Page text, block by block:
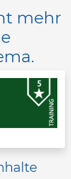
mehr